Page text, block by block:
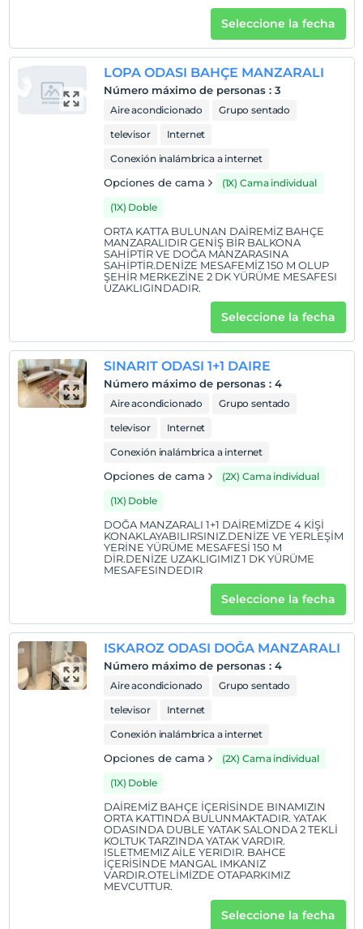
Seleccione la fecha
LOPA ODASI BAHÇE MANZARALI
Número máximo de personas : 3
Aire acondicionado
Grupo sentado
televisor
Internet
Conexión inalámbrica a internet
Opciones de cama
(1X) Cama individual
(1X) Doble
ORTA KATTA BULUNAN DAİREMİZ BAHÇE
MANZARALIDIR GENİŞ BİR BALKONA
SAHİPTİR VE DOĞA MANZARASINA
SAHİPTİR.DENİZE MESAFEMİZ 150 M OLUP
ŞEHİR MERKEZİNE 2 DK YÜRÜME MESAFESI
UZAKLIGINDADIR.
Seleccione la fecha
SINARIT ODASI 1+1 DAIRE
Número máximo de personas : 4
Aire acondicionado
Grupo sentado
televisor
Internet
Conexión inalámbrica a internet
Opciones de cama
(2X) Cama individual
(1X) Doble
DOĞA MANZARALI 1+1 DAİREMİZDE 4 KİŞİ
KONAKLAYABILIRSINIZ.DENİZE VE YERLEŞİM
YERİNE YÜRÜME MESAFESİ 150 M
DİR.DENİZE UZAKLIGIMIZ 1 DK YÜRÜME
MESAFESINDEDIR
Seleccione la fecha
ISKAROZ ODASI DOĞA MANZARALI
Número máximo de personas : 4
Aire acondicionado
Grupo sentado
televisor
Internet
Conexión inalámbrica a internet
Opciones de cama
(2X) Cama individual
(1X) Doble
DAİREMİZ BAHÇE İÇERİSİNDE BINAMIZIN
ORTA KATTINDA BULUNMAKTADIR. YATAK
ODASINDA DUBLE YATAK SALONDA 2 TEKLİ
KOLTUK TARZINDA YATAK VARDIR.
ISLETMEMIZ AİLE YERIDIR. BAHCE
İÇERİSİNDE MANGAL IMKANIZ
VARDIR.OTELİMİZDE OTAPARKIMIZ
MEVCUTTUR.
Seleccione la fecha